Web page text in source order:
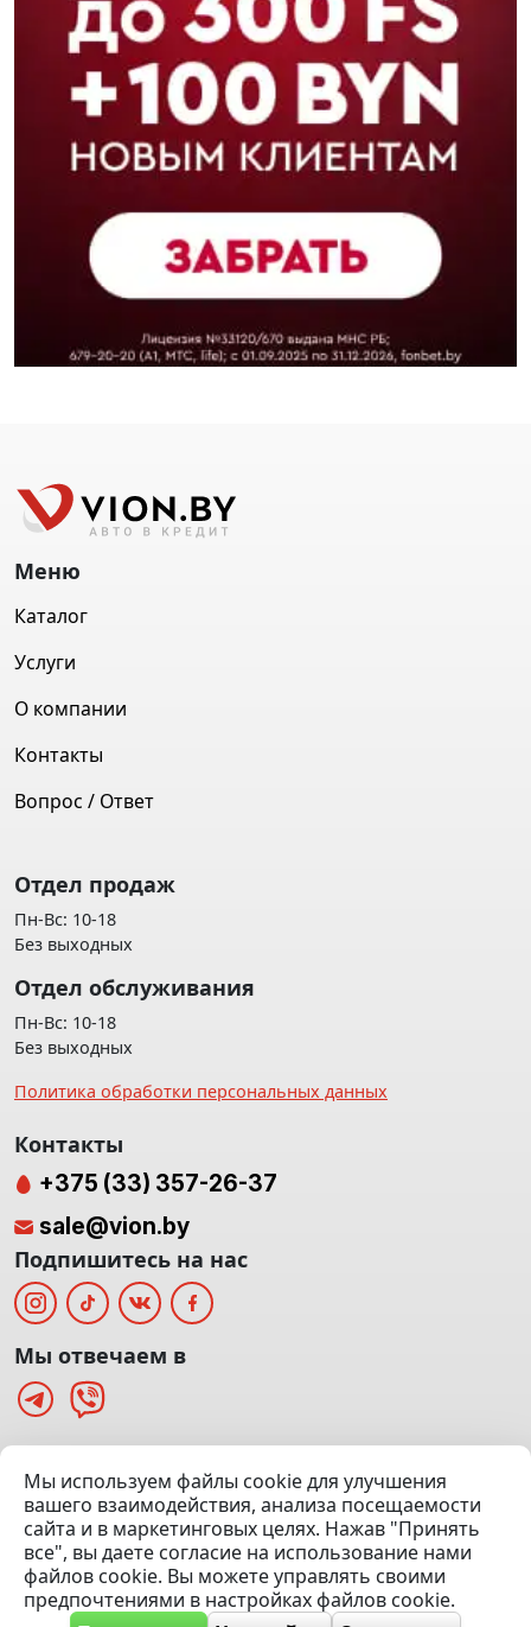
(Офис: 5 этаж | Осмотр авто: 5 этаж)
Посмотреть на карте
© 2020 — 2026 VION.BY — Продажа, выкуп и обмен | УНП
192961100 |Эвакуатор Минск
Меню
Каталог
Услуги
О компании
Контакты
Вопрос / Ответ
Отдел продаж
Пн-Вс: 10-18
Без выходных
Отдел обслуживания
Пн-Вс: 10-18
Без выходных
Политика обработки персональных данных
Мы используем файлы cookie для улучшения
вашего взаимодействия, анализа посещаемости
сайта и в маркетинговых целях. Нажав "Принять
все", вы даете согласие на использование нами
файлов cookie. Вы можете управлять своими
предпочтениями в настройках файлов cookie.
Контакты
+375 (33) 357-26-37
sale@vion.by
Подпишитесь на нас
Мы отвечаем в